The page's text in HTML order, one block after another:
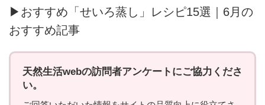
▶おすすめ「せいろ蒸し」レシピ15選｜6月の
おすすめ記事